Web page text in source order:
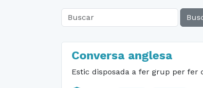
Conversa anglesa
Estic disposada a fer grup per fer